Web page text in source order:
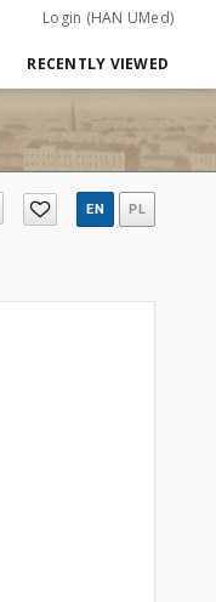
Login (HAN UMed)
RECENTLY VIEWED
EN PL